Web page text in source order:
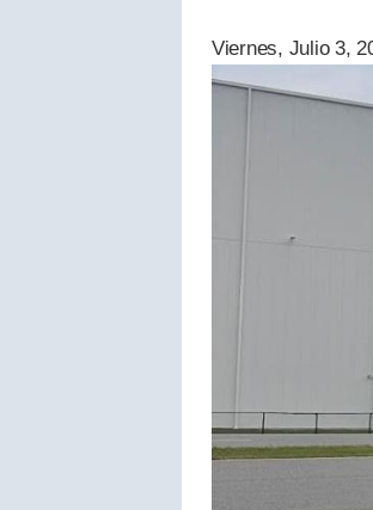
Viernes, Julio 3,